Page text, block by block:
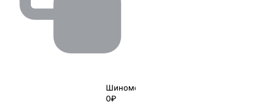
Шиномонтаж
0₽